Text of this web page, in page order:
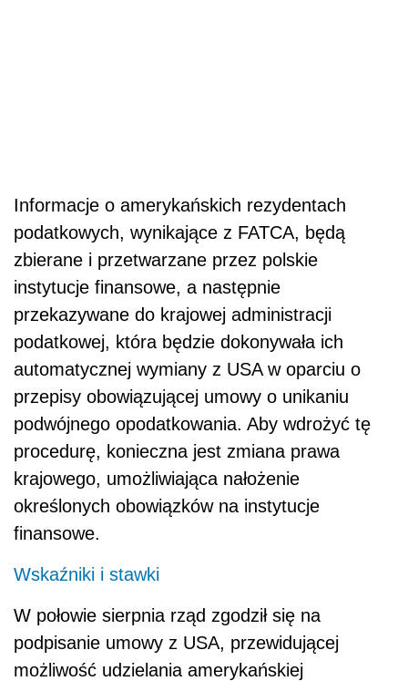
Informacje o amerykańskich rezydentach
podatkowych, wynikające z FATCA, będą
zbierane i przetwarzane przez polskie
instytucje finansowe, a następnie
przekazywane do krajowej administracji
podatkowej, która będzie dokonywała ich
automatycznej wymiany z USA w oparciu o
przepisy obowiązującej umowy o unikaniu
podwójnego opodatkowania. Aby wdrożyć tę
procedurę, konieczna jest zmiana prawa
krajowego, umożliwiająca nałożenie
określonych obowiązków na instytucje
finansowe.
Wskaźniki i stawki
W połowie sierpnia rząd zgodził się na
podpisanie umowy z USA, przewidującej
możliwość udzielania amerykańskiej